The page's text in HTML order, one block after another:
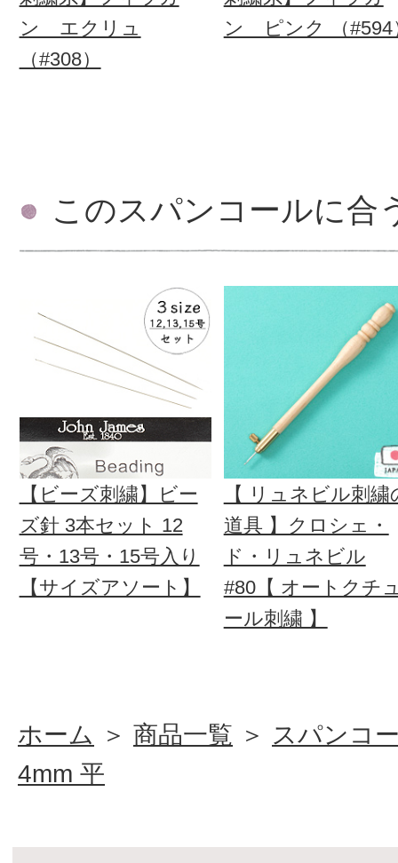
ン エクリュ
（#308）
ン ピンク （#594
このスパンコールに合
【ビーズ刺繍】ビー
ズ針 3本セット 12
号・13号・15号入り
【サイズアソート】
【 リュネビル刺繍
道具 】クロシェ・
ド・リュネビル
#80【 オートクチ
ール刺繍 】
ホーム ＞ 商品一覧 ＞ スパンコ
4mm 平